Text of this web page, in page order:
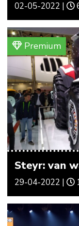
02-05-2022 |
Premium
Steyr: van
29-04-2022 |